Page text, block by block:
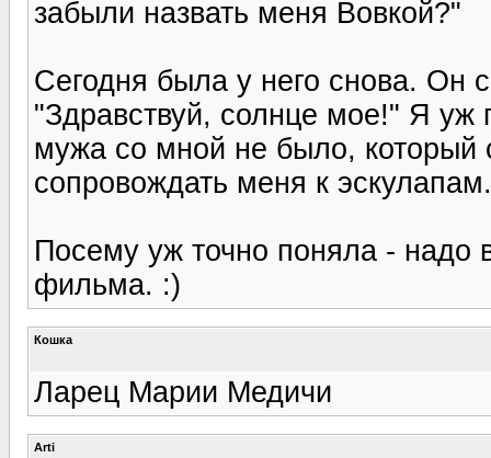
забыли назвать меня Вовкой?"
Сегодня была у него снова. Он
"Здравствуй, солнце мое!" Я уж
мужа со мной не было, который
сопровождать меня к
Посему уж точно поняла - надо
фильма. :)
Кошка
Ларец Марии Медичи
Arti